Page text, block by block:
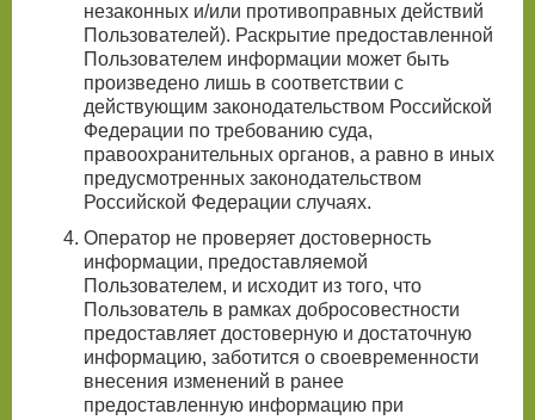
незаконных и/или противоправных действий
Пользователей). Раскрытие предоставленной
Пользователем информации может быть
произведено лишь в соответствии с
действующим законодательством Российской
Федерации по требованию суда,
правоохранительных органов, а равно в иных
предусмотренных законодательством
Российской Федерации случаях.
Оператор не проверяет достоверность
информации, предоставляемой
Пользователем, и исходит из того, что
Пользователь в рамках добросовестности
предоставляет достоверную и достаточную
информацию, заботится о своевременности
внесения изменений в ранее
предоставленную информацию при